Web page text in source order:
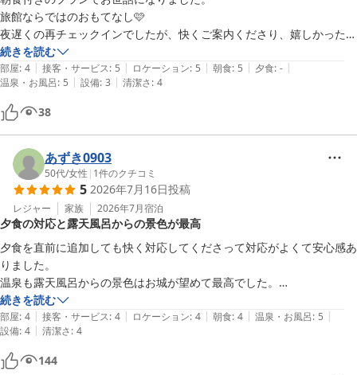
ったが、来訪者（虫）はなく快適に入れた。
【改善してほしい点】
① 女湯の脱衣所
（１）足拭きマット：珪藻土入りの薄手のもの等にすれば、サッと拭け
て衛生的だと思う。
（２）床：女湯は特に、髪の毛がかなり散乱する。クイックルワイパー
来るので良いと思う→旅館の従業員さんも助かる。
私はかなり気になる質なので、備付けのティシュで拭いまくっていた。
②自販機：ホットコーヒーが欲しい。
温泉前に設置されているからなのか、ホットが全くなかった。仕方なく
アイスコーヒーを購入。
総合的には、
本当に快適に過ごせました。
友人にも教えたいと思います（感謝）。
以上
犬山温泉 旬樹庵 八勝閣みづのを
2026-06-02
旅館ならではのおもてなし🩷
夜遅くの再チェックインでしたが、快くご案内くださり、嬉しかったで
す。
お風呂に冷水機があると良いです♪
ありがとうございました。
続きを読む
部屋: 4 | 接客・サービス: 5 | ロケーション: 5 | 朝食: 5 | 夕食: - |
温泉・お風呂: 5 | 設備: 3 | 清潔さ: 4
38
あずき0903
50代/女性 | 1件のクチコミ
5 2026年7月16日投稿
レジャー 家族 2026年7月宿泊
夕食の対応と露天風呂からの景色が最高
夕食を直前に追加しても快く対応してくださって対応がよくて安心感あ
りました。
温泉も露天風呂からの景色はお城が望めて最高でした。
夕食と朝食は量が多くて食べられないので、少ないものが選べたらよか
ったと思いました。
続きを読む
部屋: 4 | 接客・サービス: 4 | ロケーション: 4 | 朝食: 4 | 温泉・お風呂: 5 |
設備: 4 | 清潔さ: 4
144